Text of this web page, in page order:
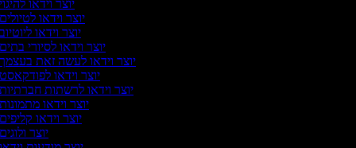
יוצר וידאו
יוצר וידאו
יוצר וידאו
יוצר וידאו לסיורי
יוצר וידאו לעשה זאת
יוצר וידאו
יוצר וידאו לרשתות
יוצר וידאו
יוצר וידאו
יוצר